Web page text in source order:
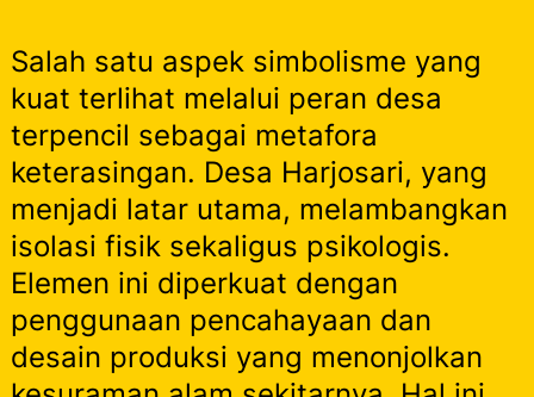
Salah satu aspek simbolisme yang
kuat terlihat melalui peran desa
terpencil sebagai metafora
keterasingan. Desa Harjosari, yang
menjadi latar utama, melambangkan
isolasi fisik sekaligus psikologis.
Elemen ini diperkuat dengan
penggunaan pencahayaan dan
desain produksi yang menonjolkan